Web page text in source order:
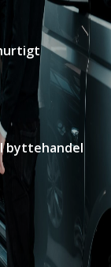
byttehandel